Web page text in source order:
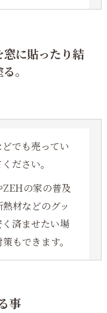
に貼ったり結
。
でも売ってい
ださい。
の家の普及
材などのグッ
済ませたい場
もできます。
事